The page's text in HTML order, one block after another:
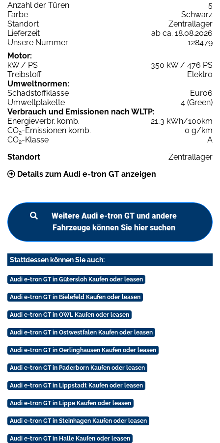
Anzahl der Türen
5
Farbe
Schwarz
Standort
Zentrallager
Lieferzeit
ab ca. 18.08.2026
Unsere Nummer
128479
Motor:
kW / PS
350 kW / 476 PS
Treibstoff
Elektro
Umweltnormen:
Schadstoffklasse
Euro6
Umweltplakette
4 (Green)
Verbrauch und Emissionen nach WLTP:
Energieverbr. komb.
21,3 kWh/100km
CO2-Emissionen komb.
0 g/km
CO2-Klasse
A
Standort
Zentrallager
Details zum Audi e-tron GT anzeigen
Weitere Audi e-tron GT und andere
Fahrzeuge können Sie hier suchen
Stattdessen können Sie auch:
Audi e-tron GT in Gütersloh Kaufen oder leasen
Audi e-tron GT in Bielefeld Kaufen oder leasen
Audi e-tron GT in OWL Kaufen oder leasen
Audi e-tron GT in Ostwestfalen Kaufen oder leasen
Audi e-tron GT in Oerlinghausen Kaufen oder leasen
Audi e-tron GT in Paderborn Kaufen oder leasen
Audi e-tron GT in Lippstadt Kaufen oder leasen
Audi e-tron GT in Lippe Kaufen oder leasen
Audi e-tron GT in Steinhagen Kaufen oder leasen
Audi e-tron GT in Halle Kaufen oder leasen